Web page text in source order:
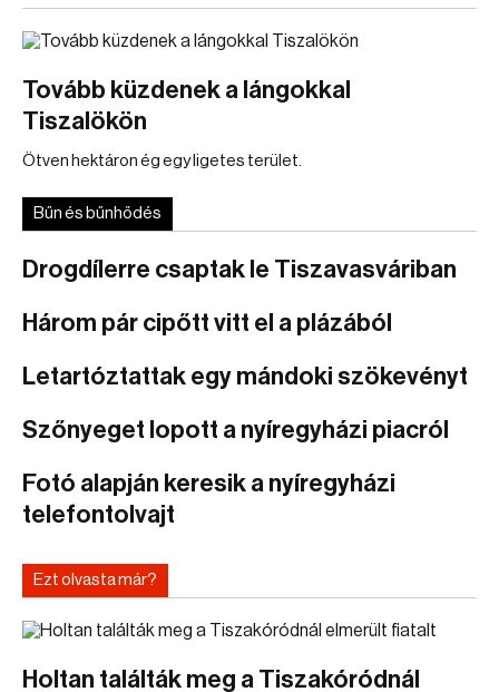
Tovább küzdenek a lángokkal
Tiszalökön
Ötven hektáron ég egy ligetes terület.
Bűn és bűnhődés
Drogdílerre csaptak le Tiszavasváriban
Három pár cipőtt vitt el a plázából
Letartóztattak egy mándoki szökevényt
Szőnyeget lopott a nyíregyházi piacról
Fotó alapján keresik a nyíregyházi
telefontolvajt
Ezt olvasta már?
Holtan találták meg a Tiszakóródnál